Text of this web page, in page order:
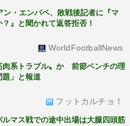
・エンバペ、敗戦後記者に『マ
？』と聞かれて返答拒否！
WorldFootballNews
肉系トラブル〟か 前節ベンチの理
題」と報道
フットカルチョ！
マス戦での途中出場は大腿四頭筋